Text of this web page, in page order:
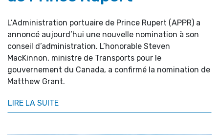
L’Administration portuaire de Prince Rupert (APPR) a
annoncé aujourd’hui une nouvelle nomination à son
conseil d’administration. L’honorable Steven
MacKinnon, ministre de Transports pour le
gouvernement du Canada, a confirmé la nomination de
Matthew Grant.
LIRE LA SUITE